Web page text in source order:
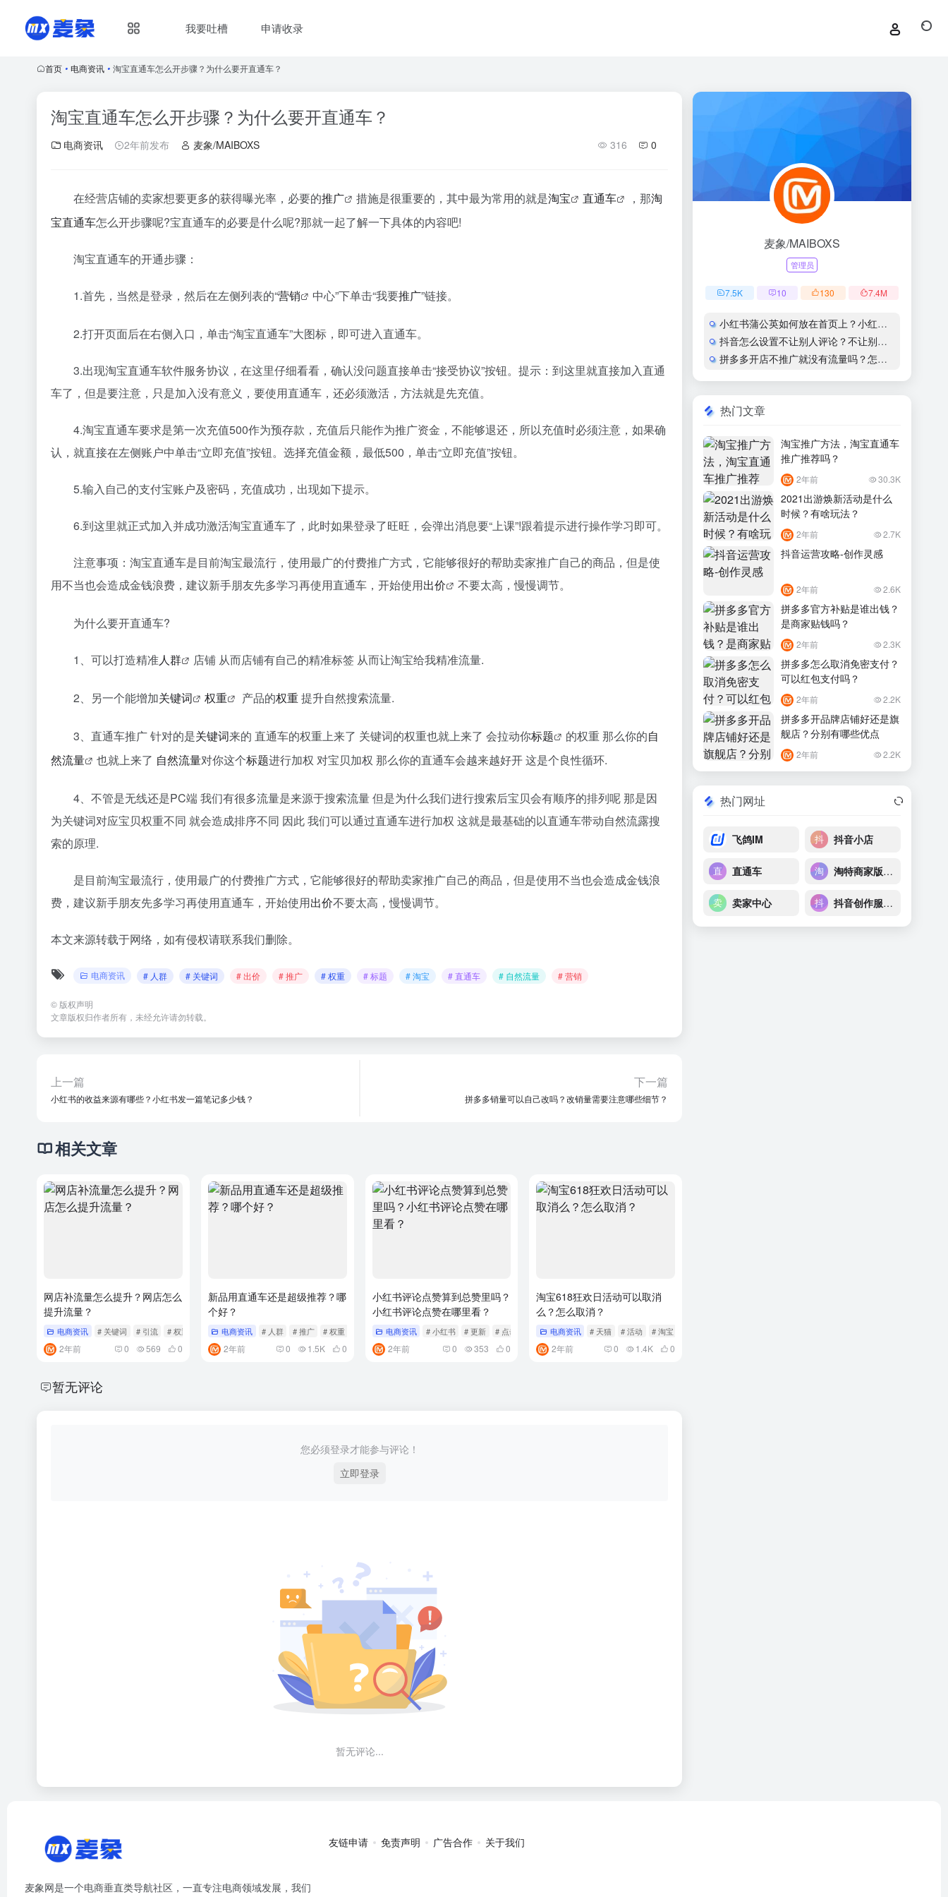
我要吐槽 申请收录
首页 • 电商资讯 • 淘宝直通车怎么开步骤？为什么要开直通车？
淘宝直通车怎么开步骤？为什么要开直通车？
电商资讯 2年前发布 麦象/MAIBOXS 316 0
在经营店铺的卖家想要更多的获得曝光率，必要的推广 措施是很重要的，其中最为常用的就是淘宝 直通车 ，那淘
宝直通车怎么开步骤呢?宝直通车的必要是什么呢?那就一起了解一下具体的内容吧!
淘宝直通车的开通步骤：
1.首先，当然是登录，然后在左侧列表的“营销 中心”下单击“我要推广”链接。
2.打开页面后在右侧入口，单击“淘宝直通车”大图标，即可进入直通车。
3.出现淘宝直通车软件服务协议，在这里仔细看看，确认没问题直接单击“接受协议”按钮。提示：到这里就直接加入直通
车了，但是要注意，只是加入没有意义，要使用直通车，还必须激活，方法就是先充值。
4.淘宝直通车要求是第一次充值500作为预存款，充值后只能作为推广资金，不能够退还，所以充值时必须注意，如果确
认，就直接在左侧账户中单击“立即充值”按钮。选择充值金额，最低500，单击“立即充值”按钮。
5.输入自己的支付宝账户及密码，充值成功，出现如下提示。
6.到这里就正式加入并成功激活淘宝直通车了，此时如果登录了旺旺，会弹出消息要“上课”!跟着提示进行操作学习即可。
注意事项：淘宝直通车是目前淘宝最流行，使用最广的付费推广方式，它能够很好的帮助卖家推广自己的商品，但是使
用不当也会造成金钱浪费，建议新手朋友先多学习再使用直通车，开始使用出价 不要太高，慢慢调节。
为什么要开直通车?
1、可以打造精准人群 店铺 从而店铺有自己的精准标签 从而让淘宝给我精准流量.
2、另一个能增加关键词 权重 产品的权重提升自然搜索流量.
3、直通车推广 针对的是关键词来的 直通车的权重上来了 关键词的权重也就上来了 会拉动你标题 的权重 那么你的自
然流量
也就上来了 自然流量对你这个标题进行加权 对宝贝加权 那么你的直通车会越来越好开 这是个良性循环.
4、不管是无线还是PC端 我们有很多流量是来源于搜索流量 但是为什么我们进行搜索后宝贝会有顺序的排列呢 那是因
为关键词对应宝贝权重不同 就会造成排序不同 因此 我们可以通过直通车进行加权 这就是最基础的以直通车带动自然流露搜
索的原理.
是目前淘宝最流行，使用最广的付费推广方式，它能够很好的帮助卖家推广自己的商品，但是使用不当也会造成金钱浪
费，建议新手朋友先多学习再使用直通车，开始使用出价不要太高，慢慢调节。
本文来源转载于网络，如有侵权请联系我们删除。
电商资讯 # 人群 # 关键词 # 出价 # 推广 # 权重 # 标题 # 淘宝 # 直通车 # 自然流量 # 营销
© 版权声明
文章版权归作者所有，未经允许请勿转载。
上一篇
小红书的收益来源有哪些？小红书发一篇笔记多少钱？
下一篇
拼多多销量可以自己改吗？改销量需要注意哪些细节？
相关文章
网店补流量怎么提升？网店怎么
提升流量？
电商资讯 # 关键词 # 引流 # 权重
2年前 0 569 0
新品用直通车还是超级推荐？哪
个好？
电商资讯 # 人群 # 推广 # 权重
2年前 0 1.5K 0
小红书评论点赞算到总赞里吗？
小红书评论点赞在哪里看？
电商资讯 # 小红书 # 更新 # 点击
2年前 0 353 0
淘宝618狂欢日活动可以取消
么？怎么取消？
电商资讯 # 天猫 # 活动 # 淘宝
2年前 0 1.4K 0
暂无评论
您必须登录才能参与评论！
立即登录
暂无评论...
麦象/MAIBOXS
管理员
7.5K 10 130 7.4M
小红书蒲公英如何放在首页上？小红书怎么开通蒲公英合作
抖音怎么设置不让别人评论？不让别人看作品会显示什么？
拼多多开店不推广就没有流量吗？怎么运营？
热门文章
淘宝推广方法，淘宝直通车
推广推荐吗？
2年前 30.3K
2021出游焕新活动是什么
时候？有啥玩法？
2年前 2.7K
抖音运营攻略-创作灵感
2年前 2.6K
拼多多官方补贴是谁出钱？
是商家贴钱吗？
2年前 2.3K
拼多多怎么取消免密支付？
可以红包支付吗？
2年前 2.2K
拼多多开品牌店铺好还是旗
舰店？分别有哪些优点
2年前 2.2K
热门网址
飞鸽IM 抖音小店
直通车 淘特商家版后台
卖家中心 抖音创作服务平台
麦象网是一个电商垂直类导航社区，一直专注电商领域发展，我们
友链申请 免责声明 广告合作 关于我们